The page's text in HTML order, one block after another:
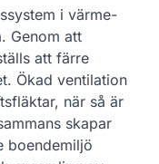
i värme-
Genom att
att färre
Ökad ventilation
när så är
skapar
boendemiljö